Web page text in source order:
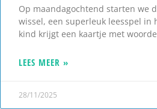
Op maandagochtend starten we
wissel, een superleuk leesspel in
kind krijgt een kaartje met
LEES MEER »
28/11/2025